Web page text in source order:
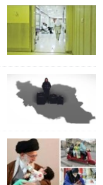
نرگس محمدی برنده
همایش محافظه‌کاران
سفر پرزیدنت ترامپ